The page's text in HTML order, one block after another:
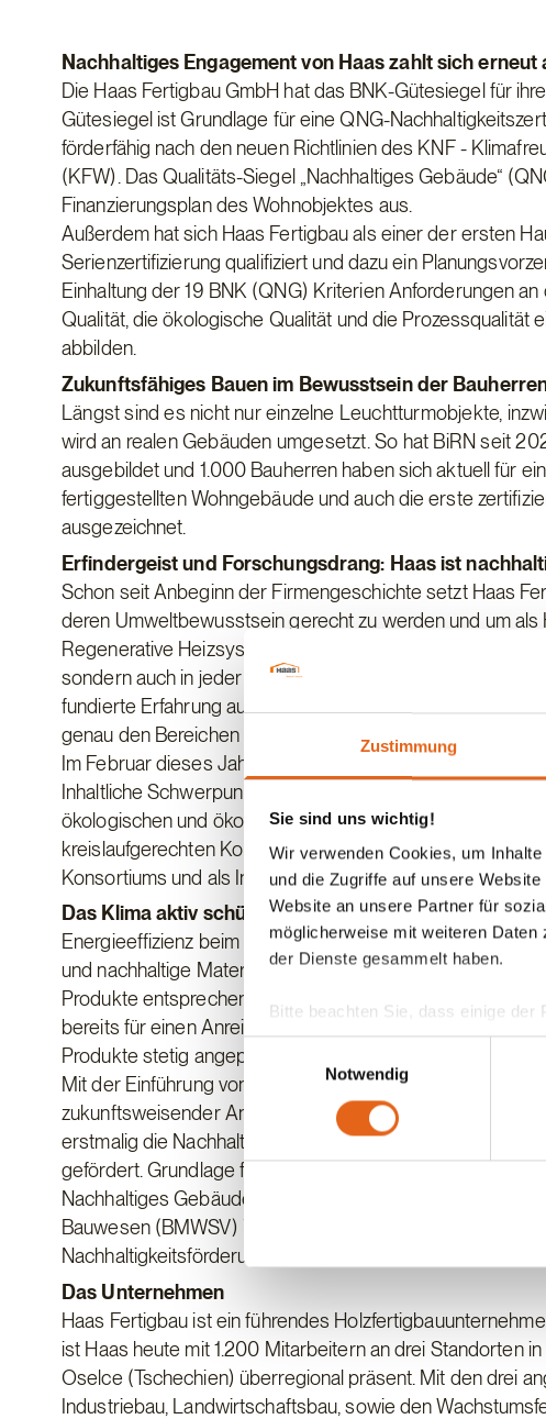
Zustimmung
Sie sind uns wichtig!
Wir verwenden Cookies, um
und die Zugriffe auf unsere
Website an unsere Partner für
möglicherweise mit weiteren
der Dienste gesammelt haben.
Bitte beachten Sie, dass einige
anderes Datenschutzniveau
Übereinstimmung mit den
Sie geben Einwilligung zu unseren
Einwilligungsauswahl
Notwendig
Nachhaltiges Engagement von Haas zahlt sich erneut
Die Haas Fertigbau GmbH hat das BNK-Gütesiegel für
Gütesiegel ist Grundlage für eine QNG-
förderfähig nach den neuen Richtlinien des KNF -
(KFW). Das Qualitäts-Siegel „Nachhaltiges Gebäude“
Finanzierungsplan des Wohnobjektes aus.
Außerdem hat sich Haas Fertigbau als einer der ersten
Serienzertifizierung qualifiziert und dazu ein
Einhaltung der 19 BNK (QNG) Kriterien Anforderungen
Qualität, die ökologische Qualität und die
abbilden.
Zukunftsfähiges Bauen im Bewusstsein der
Längst sind es nicht nur einzelne Leuchtturmobjekte,
wird an realen Gebäuden umgesetzt. So hat BiRN seit
ausgebildet und 1.000 Bauherren haben sich aktuell für
fertiggestellten Wohngebäude und auch die erste
ausgezeichnet.
Erfindergeist und Forschungsdrang: Haas ist
Schon seit Anbeginn der Firmengeschichte setzt Haas
deren Umweltbewusstsein gerecht zu werden und um
Regenerative Heizsysteme und eine Gestaltung der
sondern auch in jeder Phase des Bauens die
fundierte Erfahrung auch durch das wissenschaftliche
genau den Bereichen im Holzbau beschäftigen, die Haas
Im Februar dieses Jahres, zum Beispiel, startete das
Inhaltliche Schwerpunkte sind kreislaufgerechte
ökologischen und ökonomischen Realisierbarkeit zu
kreislaufgerechten Konstruktion als Beitrag zum
Konsortiums und als Industriepartner bei diesem
Das Klima aktiv schützen – Naturschonend bauen
Energieeffizienz beim Hausbau heißt bei Haas Haus
und nachhaltige Materialien zu senken, sondern auch
Produkte entsprechend zu gestalten. Die
bereits für einen Anreiz bei Immobilienbesitzern und
Produkte stetig angepasst, um zukunftsfähig zu bleiben.
Mit der Einführung von Gütesiegeln zur Bewertung der
zukunftsweisender Ansatz zur Umsetzung der
erstmalig die Nachhaltigkeit von Gebäuden über die
gefördert. Grundlage für das aktuelle Förderprogramm
Nachhaltiges Gebäude (QNG). Das QNG-Gütesiegel
Bauwesen (BMWSV) ist hierbei der
Nachhaltigkeitsförderungen in Deutschland.
Das Unternehmen
Haas Fertigbau ist ein führendes
ist Haas heute mit 1.200 Mitarbeitern an drei Standorten
Oselce (Tschechien) überregional präsent. Mit den drei
Industriebau, Landwirtschaftsbau, sowie den